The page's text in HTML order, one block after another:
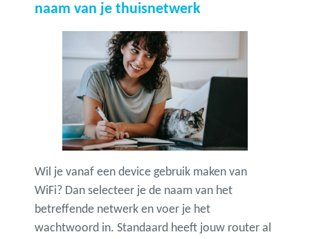
naam van je thuisnetwerk
Wil je vanaf een device gebruik maken van
WiFi? Dan selecteer je de naam van het
betreffende netwerk en voer je het
wachtwoord in. Standaard heeft jouw router al